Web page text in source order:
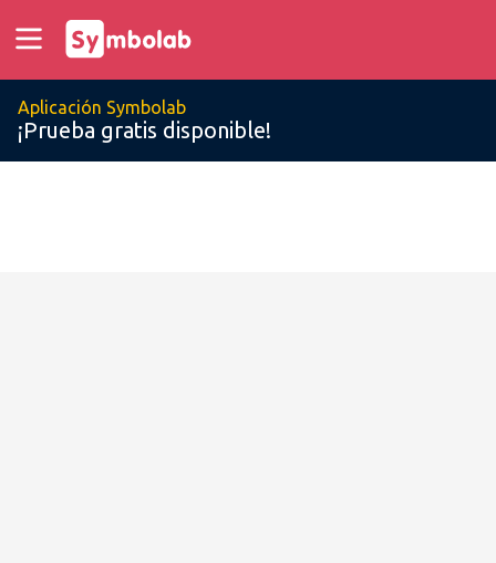
Aplicación Symbolab
¡Prueba gratis disponible!